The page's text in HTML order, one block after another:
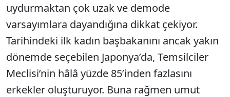
uydurmaktan çok uzak ve demode
varsayımlara dayandığına dikkat çekiyor.
Tarihindeki ilk kadın başbakanını ancak yakın
dönemde seçebilen Japonya’da, Temsilciler
Meclisi’nin hâlâ yüzde 85’inden fazlasını
erkekler oluşturuyor. Buna rağmen umut